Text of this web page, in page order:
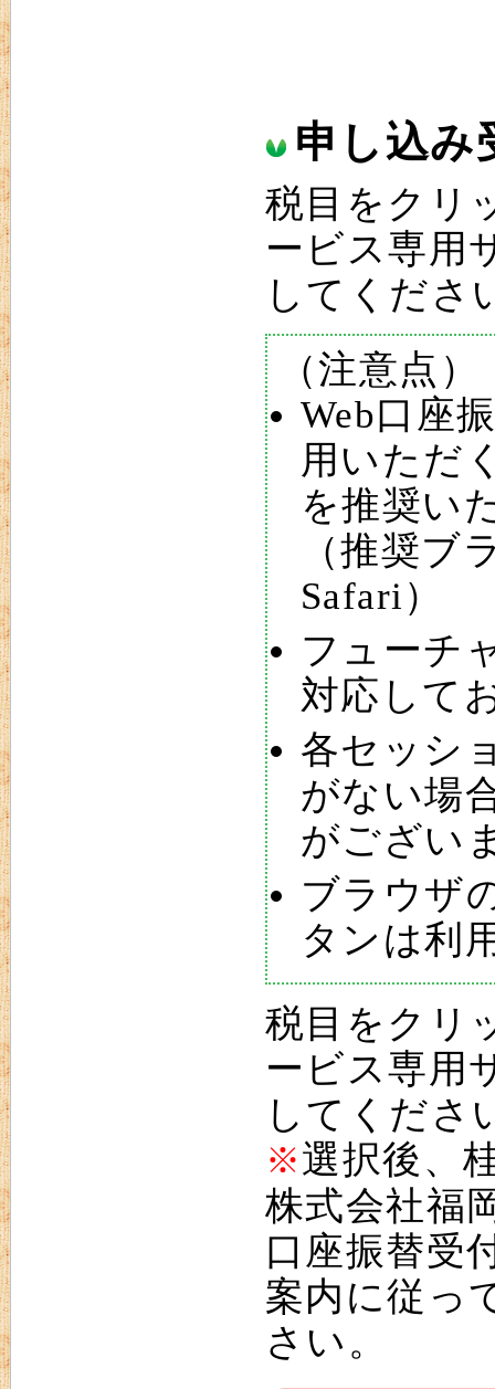
申し込み
税目をクリ
ービス専用
してくださ
（注意点）
Web口座
用いただ
を推奨い
（推奨ブ
Safari）
フューチ
対応して
各セッシ
がない場
がござい
ブラウザ
タンは利
税目をクリ
ービス専用
してくださ
※選択後、
株式会社福
口座振替受
案内に従っ
さい。